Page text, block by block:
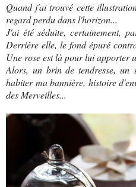
Quand j'ai trouvé cette
regard perdu dans l'horizon...
J'ai été séduite, certainement,
Derrière elle, le fond épuré
Une rose est là pour lui apporter
Alors, un brin de tendresse, un
habiter ma bannière, histoire
des Merveilles...